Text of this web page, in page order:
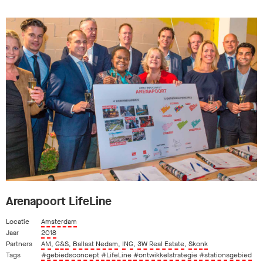
Arenapoort LifeLine
Locatie
Amsterdam
Jaar
2018
Partners
AM, G&S, Ballast Nedam, ING, 3W Real Estate, Skonk
Tags
#gebiedsconcept#LifeLine#ontwikkelstrategie#stationsgebied